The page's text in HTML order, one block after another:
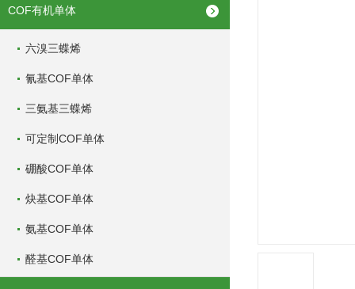
COF有机单体
六溴三蝶烯
氰基COF单体
三氨基三蝶烯
可定制COF单体
硼酸COF单体
炔基COF单体
氨基COF单体
醛基COF单体